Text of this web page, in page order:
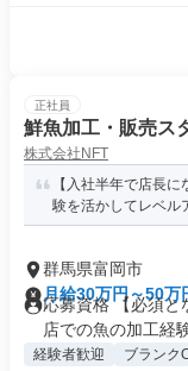
正社員
鮮魚加工・販売ス
株式会社NFT
【入社半年で店長
験を活かしてレベル
群馬県富岡市
月給30万円～50万
応募資格 【必須と
店での魚の加工経
経験者歓迎 ブランク